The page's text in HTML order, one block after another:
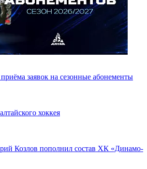
заявок на сезонные абонементы
хоккея
Козлов пополнил состав ХК «Динамо-